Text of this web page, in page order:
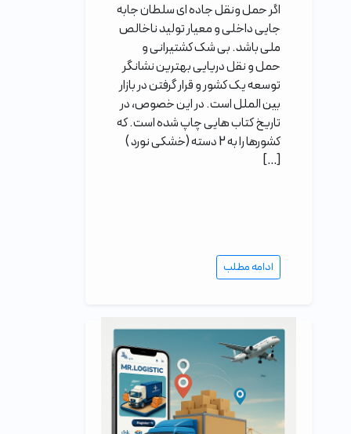
اگر حمل ونقل جاده ای سلطان جابه
جایی داخلی و معیار تولید ناخالص
ملی باشد. بی شک کشتیرانی و
حمل و نقل دریایی بهترین نشانگر
توسعه یک کشور و قرار گرفتن در بازار
بین الملل است. در این خصوص، در
تاریخ کتاب هایی چاپ شده است. که
کشورها را به 2 دسته (خشکی نورد )
[…]
ادامه مطلب